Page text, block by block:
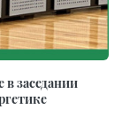
в заседании